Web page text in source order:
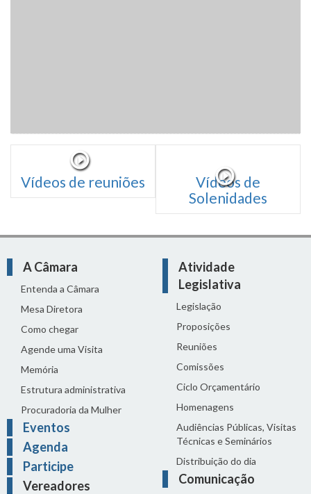
Vídeos de reuniões
Vídeos de
Solenidades
A Câmara
Entenda a Câmara
Mesa Diretora
Como chegar
Agende uma Visita
Memória
Estrutura administrativa
Procuradoria da Mulher
Eventos
Agenda
Participe
Vereadores
Atividade
Legislativa
Legislação
Proposições
Reuniões
Comissões
Ciclo Orçamentário
Homenagens
Audiências Públicas, Visitas
Técnicas e Seminários
Distribuição do dia
Comunicação